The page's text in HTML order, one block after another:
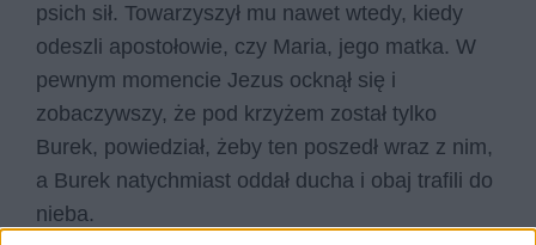
psich sił. Towarzyszył mu nawet wtedy, kiedy
odeszli apostołowie, czy Maria, jego matka. W
pewnym momencie Jezus ocknął się i
zobaczywszy, że pod krzyżem został tylko
Burek, powiedział, żeby ten poszedł wraz z nim,
a Burek natychmiast oddał ducha i obaj trafili do
nieba.